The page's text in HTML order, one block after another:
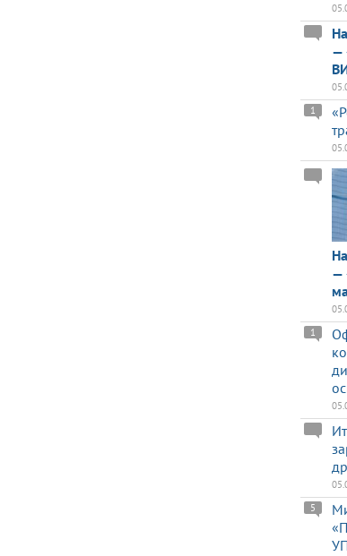
—
1
—
1
5